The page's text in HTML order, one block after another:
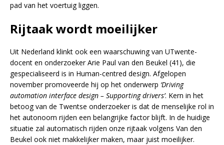
pad van het voertuig liggen.
Rijtaak wordt moeilijker
Uit Nederland klinkt ook een waarschuwing van UTwente-
docent en onderzoeker Arie Paul van den Beukel (41), die
gespecialiseerd is in Human-centred design. Afgelopen
november promoveerde hij op het onderwerp ‘Driving
automation interface design – Supporting drivers’. Kern in het
betoog van de Twentse onderzoeker is dat de menselijke rol in
het autonoom rijden een belangrijke factor blijft. In de huidige
situatie zal automatisch rijden onze rijtaak volgens Van den
Beukel ook niet makkelijker maken, maar juist moeilijker.